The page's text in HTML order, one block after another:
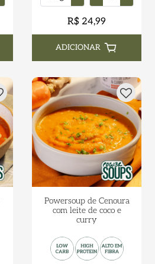
R$ 24,99
ADICIONAR
Powersoup de Cenoura
com leite de coco e
curry